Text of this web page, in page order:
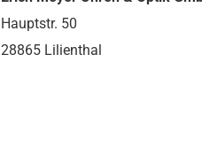
Hauptstr. 50
28865 Lilienthal